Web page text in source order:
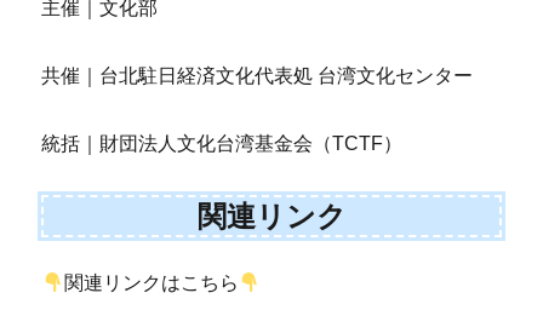
主催｜文化部
共催｜台北駐日経済文化代表処 台湾文化センター
統括｜財団法人文化台湾基金会（TCTF）
関連リンク
関連リンクはこちら